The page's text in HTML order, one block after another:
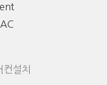
설치